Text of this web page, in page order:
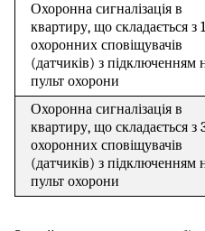
Охоронна сигналізація в
квартиру, що складається з
охоронних сповіщувачів
(датчиків) з підключенням
пульт охорони
Охоронна сигналізація в
квартиру, що складається з
охоронних сповіщувачів
(датчиків) з підключенням
пульт охорони